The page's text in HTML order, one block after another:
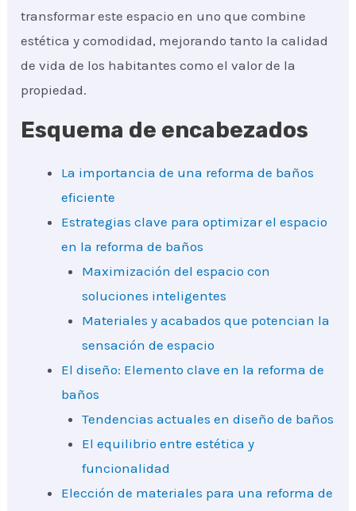
transformar este espacio en uno que combine
estética y comodidad, mejorando tanto la calidad
de vida de los habitantes como el valor de la
propiedad.
Esquema de encabezados
La importancia de una reforma de baños
eficiente
Estrategias clave para optimizar el espacio
en la reforma de baños
Maximización del espacio con
soluciones inteligentes
Materiales y acabados que potencian la
sensación de espacio
El diseño: Elemento clave en la reforma de
baños
Tendencias actuales en diseño de baños
El equilibrio entre estética y
funcionalidad
Elección de materiales para una reforma de